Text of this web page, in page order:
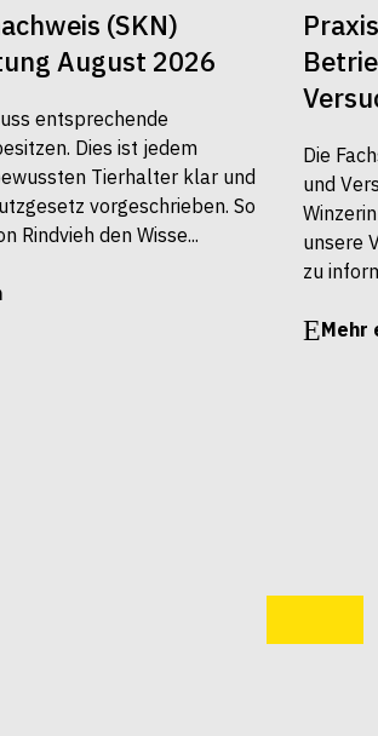
(SKN)
August 2026
entsprechende
Dies ist jedem
Tierhalter klar und
vorgeschrieben. So
Rindvieh den Wisse...
Die
und
unsere
zu
Mehr